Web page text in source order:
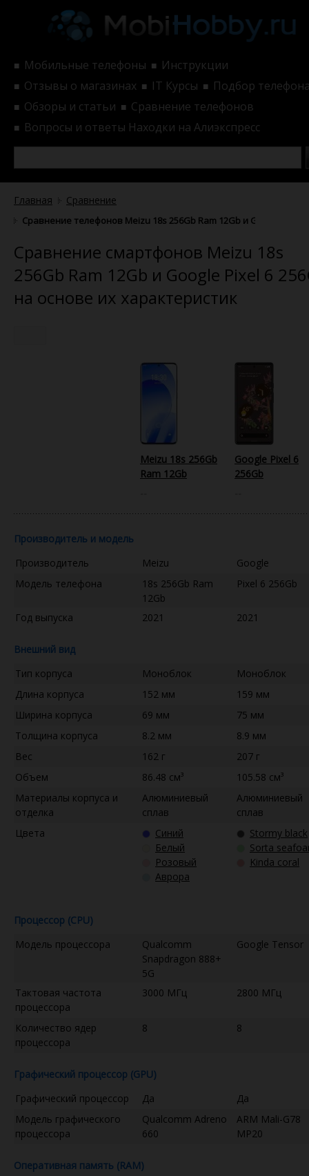
■ Мобильные телефоны ■ Инструкции
■ Отзывы о магазинах ■ IT Курсы ■ Подбор
■ Обзоры и статьи ■ Сравнение телефонов
■ Вопросы и ответы Находки на Алиэкспресс
Главная Сравнение
Сравнение телефонов Meizu 18s 256Gb Ram 12Gb и Google
Сравнение смартфонов Meizu 18s
256Gb Ram 12Gb и Google Pixel 6
на основе их характеристик
Meizu 18s 256Gb
Ram 12Gb
Google Pixel 6
256Gb
Производитель и модель
Производитель
Meizu
Google
Модель телефона
18s 256Gb Ram
12Gb
Pixel 6 256Gb
Год выпуска 2021 2021
Внешний вид
Тип корпуса
Моноблок
Моноблок
Длина корпуса
152 мм
159 мм
Ширина корпуса
69 мм
75 мм
Толщина корпуса
8.2 мм
8.9 мм
Вес
162 г
207 г
Объем
86.48 см³
105.58 см³
Материалы корпуса и
отделка
Алюминиевый
сплав
Алюминиевый
сплав
Цвета
Синий
Белый
Розовый
Аврора
Stormy black
Sorta
Kinda coral
Процессор (CPU)
Модель процессора
Qualcomm
Snapdragon 888+
5G
Google Tensor
Тактовая частота
процессора
3000 МГц 2800 МГц
Количество ядер
процессора
8 8
Графический процессор (GPU)
Графический процессор
Да
Да
Модель графического
процессора
Qualcomm Adreno
660
ARM Mali-G78
MP20
Оперативная память (RAM)